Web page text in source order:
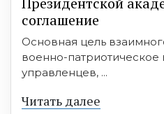
соглашение
Основная цель
военно-
управленцев, ...
Читать далее